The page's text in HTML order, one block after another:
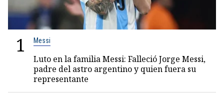
1 Messi
Luto en la familia Messi: Falleció Jorge Messi,
padre del astro argentino y quien fuera su
representante